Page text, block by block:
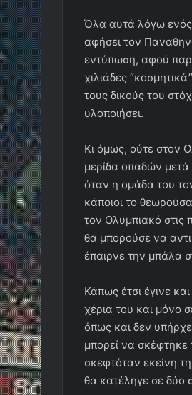
Όλα αυτά λόγω ενός
αφήσει τον
εντύπωση, αφού
χιλιάδες
τους δικούς του
υλοποιήσει.
Κι όμως, ούτε στον
μερίδα οπαδών μετά
όταν η ομάδα του
κάποιοι το
τον Ολυμπιακό στις
θα μπορούσε να
έπαιρνε την μπάλα
Κάπως έτσι έγινε
χέρια του και μόνο
όπως και δεν
μπορεί να σκέφτηκε
σκεφτόταν εκείνη
θα κατέληγε σε δύο